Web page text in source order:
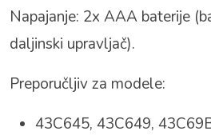
Napajanje: 2x AAA baterije
daljinski upravljač).
Preporučljiv za modele:
43C645, 43C649,